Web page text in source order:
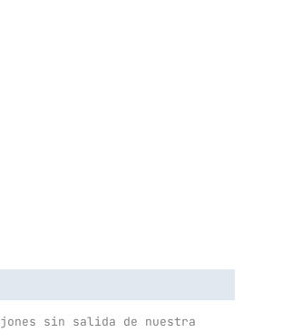
sin salida de nuestra